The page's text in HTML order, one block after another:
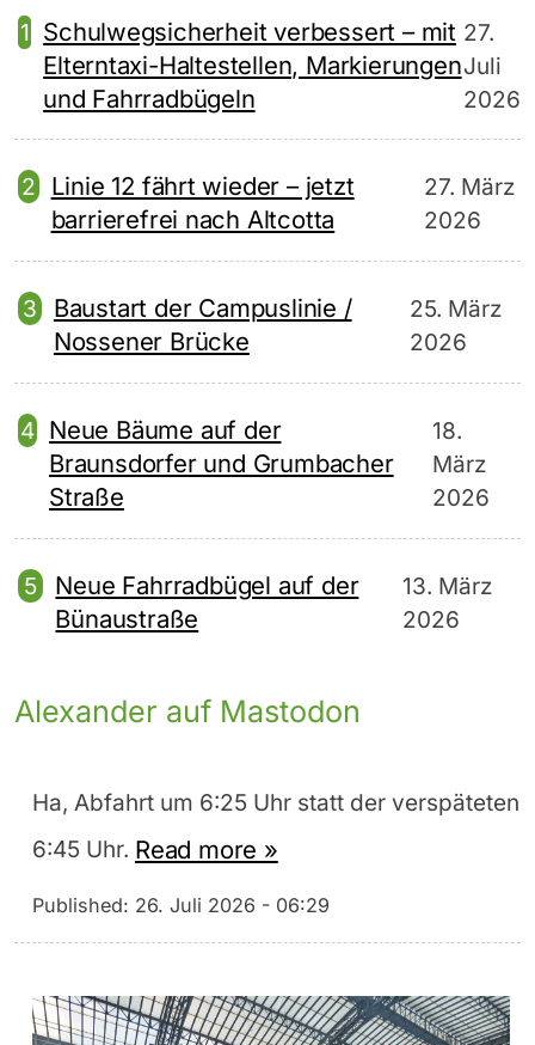
Schulwegsicherheit verbessert – mit
Elterntaxi-Haltestellen, Markierungen
und Fahrradbügeln
27.
Juli
2026
Linie 12 fährt wieder – jetzt
barrierefrei nach Altcotta
27. März
2026
Baustart der Campuslinie /
Nossener Brücke
25. März
2026
Neue Bäume auf der
Braunsdorfer und Grumbacher
Straße
18.
März
2026
Neue Fahrradbügel auf der
Bünaustraße
13. März
2026
Alexander auf Mastodon
Ha, Abfahrt um 6:25 Uhr statt der verspäteten
6:45 Uhr. Read more »
Published: 26. Juli 2026 - 06:29